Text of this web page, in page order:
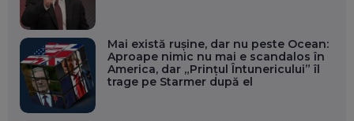
Mai există rușine, dar nu peste Ocean:
Aproape nimic nu mai e scandalos în
America, dar „Prințul Întunericului” îl
trage pe Starmer după el